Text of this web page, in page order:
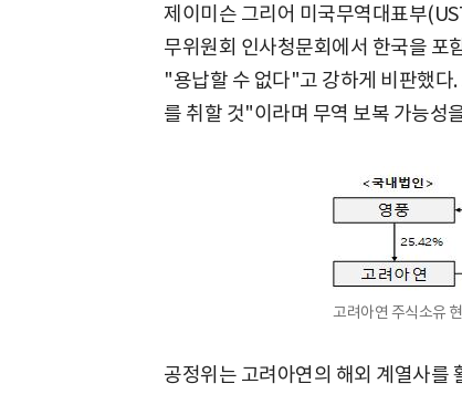
제이미슨 그리어 미국무역대표부
무위원회 인사청문회에서 한국을 포
"용납할 수 없다"고 강하게 비판했다
를 취할 것"이라며 무역 보복 가능성
고려아연 주식소유
공정위는 고려아연의 해외 계열사를